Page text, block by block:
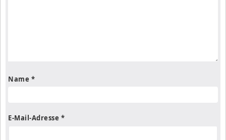
Name *
E-Mail-Adresse *